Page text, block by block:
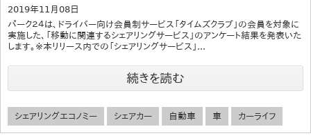
2019年11月08日
パーク２４は、ドライバー向け会員制サービス「タイムズクラブ」の会員を対象に
実施した、「移動に関連するシェアリングサービス」のアンケート結果を発表いた
します。※本リリース内での「シェアリングサービス」...
続きを読む
シェアリングエコノミー シェアカー 自動車 車 カーライフ